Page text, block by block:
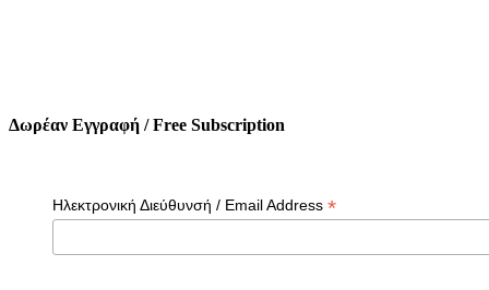
Δωρέαν Εγγραφή / Free Subscription
Ηλεκτρονική Διεύθυνσή / Email Address *